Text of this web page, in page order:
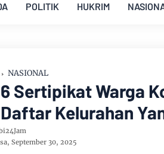
POLITIK HUKRIM
NASIONAL
Sertipikat Warga
Kelurahan
September 30, 2025